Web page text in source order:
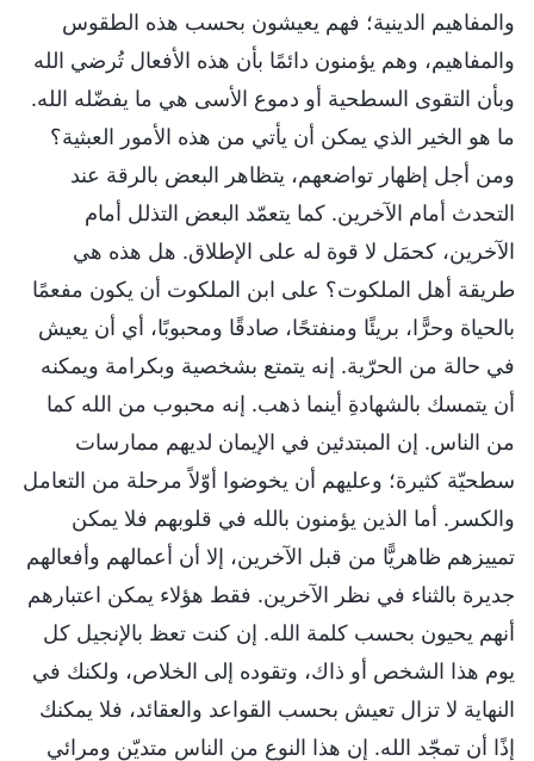
والمفاهيم الدينية؛ فهم يعيشون بحسب هذه الطقوس
والمفاهيم، وهم يؤمنون دائمًا بأن هذه الأفعال تُرضي الله
وبأن التقوى السطحية أو دموع الأسى هي ما يفضّله الله.
ما هو الخير الذي يمكن أن يأتي من هذه الأمور العبثية؟
ومن أجل إظهار تواضعهم، يتظاهر البعض بالرقة عند
التحدث أمام الآخرين. كما يتعمّد البعض التذلل أمام
الآخرين، كحمَل لا قوة له على الإطلاق. هل هذه هي
طريقة أهل الملكوت؟ على ابن الملكوت أن يكون مفعمًا
بالحياة وحرًّا، بريئًا ومنفتحًا، صادقًا ومحبوبًا، أي أن يعيش
في حالة من الحرّية. إنه يتمتع بشخصية وبكرامة ويمكنه
أن يتمسك بالشهادةِ أينما ذهب. إنه محبوب من الله كما
من الناس. إن المبتدئين في الإيمان لديهم ممارسات
سطحيّة كثيرة؛ وعليهم أن يخوضوا أوّلاً مرحلة من التعامل
والكسر. أما الذين يؤمنون بالله في قلوبهم فلا يمكن
تمييزهم ظاهريًّا من قبل الآخرين، إلا أن أعمالهم وأفعالهم
جديرة بالثناء في نظر الآخرين. فقط هؤلاء يمكن اعتبارهم
أنهم يحيون بحسب كلمة الله. إن كنت تعظ بالإنجيل كل
يوم هذا الشخص أو ذاك، وتقوده إلى الخلاص، ولكنك في
النهاية لا تزال تعيش بحسب القواعد والعقائد، فلا يمكنك
إذًا أن تمجّد الله. إن هذا النوع من الناس متديّن ومرائي